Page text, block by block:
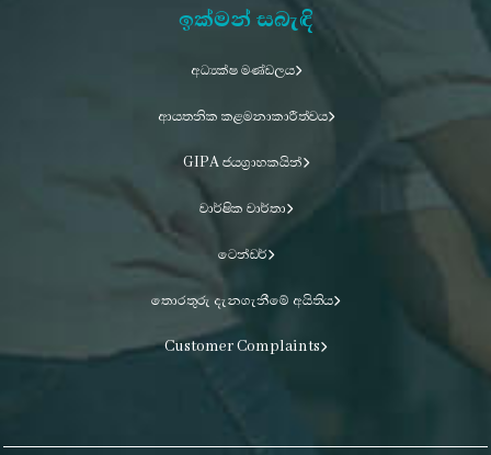
ඉක්මන් සබැඳි
අධ්‍යක්ෂ මණ්ඩලය
ආයතනික කළමනාකාරීත්වය
GIPA ජයග්‍රාහකයින්
වාර්ෂික වාර්තා
ටෙන්ඩර්
තොරතුරු දැනගැනීමේ අයිතිය
Customer Complaints